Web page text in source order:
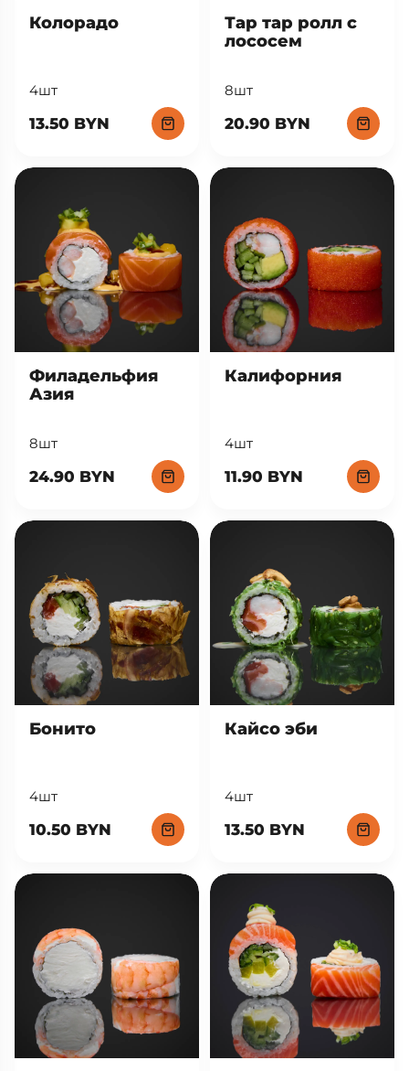
Колорадо
4шт
13.50 BYN
Тар тар ролл с
лососем
8шт
20.90 BYN
Филадельфия
Азия
8шт
24.90 BYN
Калифорния
4шт
11.90 BYN
Бонито
4шт
10.50 BYN
Кайсо эби
4шт
13.50 BYN